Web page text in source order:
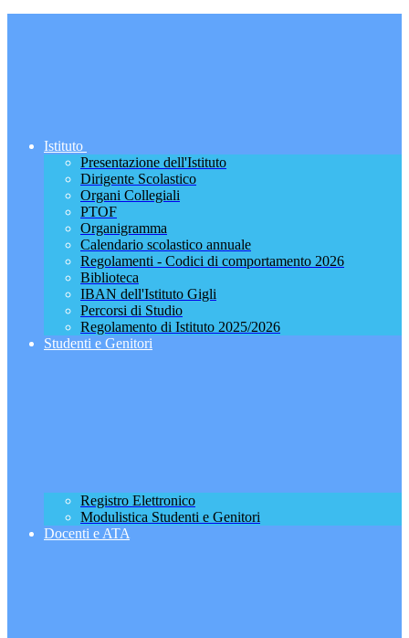
Istituto
Presentazione dell'Istituto
Dirigente Scolastico
Organi Collegiali
PTOF
Organigramma
Calendario scolastico annuale
Regolamenti - Codici di comportamento 2026
Biblioteca
IBAN dell'Istituto Gigli
Percorsi di Studio
Regolamento di Istituto 2025/2026
Studenti e Genitori
Registro Elettronico
Modulistica Studenti e Genitori
Docenti e ATA